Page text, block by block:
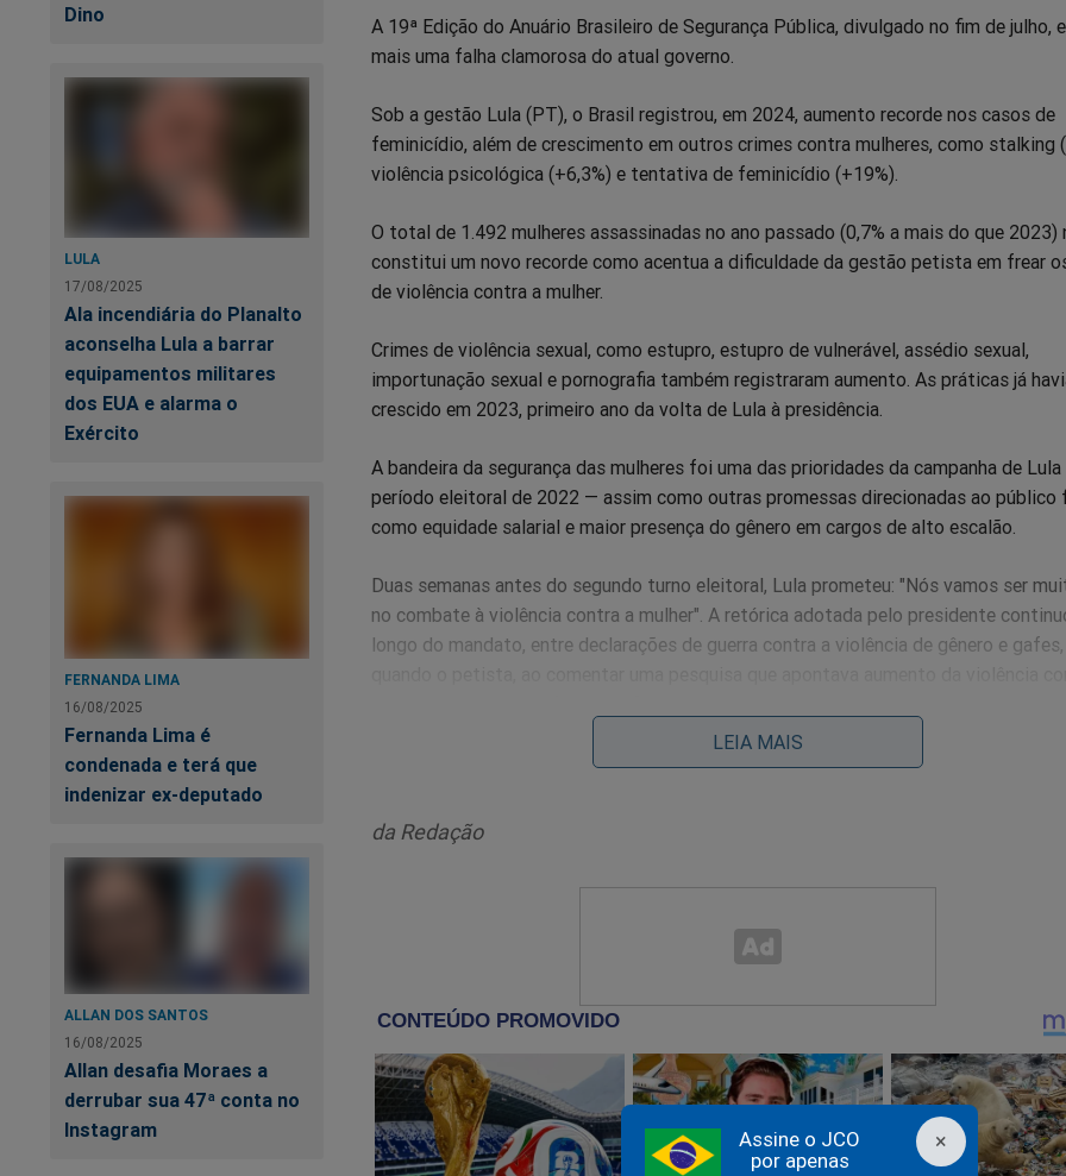
×
Assine o JCO
por apenas
Dino
LULA
17/08/2025
Ala incendiária do Planalto
aconselha Lula a barrar
equipamentos militares
dos EUA e alarma o
Exército
FERNANDA LIMA
16/08/2025
Fernanda Lima é
condenada e terá que
indenizar ex-deputado
ALLAN DOS SANTOS
16/08/2025
Allan desafia Moraes a
derrubar sua 47ª conta no
Instagram
no
no
no
no
no
no
A 19ª Edição do Anuário Brasileiro de Segurança Pública, divulgado no fim de julho,
mais uma falha clamorosa do atual governo.
Sob a gestão Lula (PT), o Brasil registrou, em 2024, aumento recorde nos casos de
feminicídio, além de crescimento em outros crimes contra mulheres, como stalking
violência psicológica (+6,3%) e tentativa de feminicídio (+19%).
O total de 1.492 mulheres assassinadas no ano passado (0,7% a mais do que 2023)
constitui um novo recorde como acentua a dificuldade da gestão petista em frear
de violência contra a mulher.
Crimes de violência sexual, como estupro, estupro de vulnerável, assédio sexual,
importunação sexual e pornografia também registraram aumento. As práticas já
crescido em 2023, primeiro ano da volta de Lula à presidência.
A bandeira da segurança das mulheres foi uma das prioridades da campanha de Lula
período eleitoral de 2022 — assim como outras promessas direcionadas ao público
como equidade salarial e maior presença do gênero em cargos de alto escalão.
Duas semanas antes do segundo turno eleitoral, Lula prometeu: "Nós vamos ser
no combate à violência contra a mulher". A retórica adotada pelo presidente
longo do mandato, entre declarações de guerra contra a violência de gênero e
LEIA MAIS
da Redação